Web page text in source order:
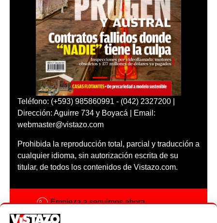
Teléfono: (+593) 985860991 - (042) 2327200 |
Dirección: Aguirre 734 y Boyacá | Email:
webmaster@vistazo.com
Prohibida la reproducción total, parcial y traducción a
cualquier idioma, sin autorización escrita de su
titular, de todos los contenidos de Vistazo.com.
Empieza a seguirnos ahora